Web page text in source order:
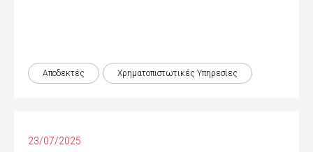
Αποδεκτές Χρηματοπιστωτικές Yπηρεσίες
23/07/2025